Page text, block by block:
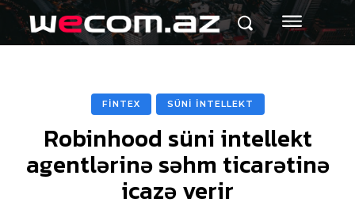
FİNTEX SÜNİ İNTELLEKT
Robinhood süni intellekt
agentlərinə səhm ticarətinə
icazə verir